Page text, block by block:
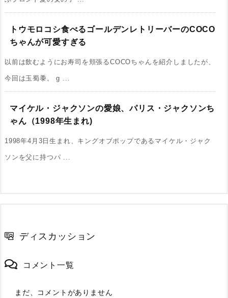
トウモロコシ食べるゴールデンレトリーバーのCOCO
ちゃんが可愛すぎる
以前は飲むようにお寿司を頬張るCOCOちゃんを紹介しましたが、
今回は玉蜀黍。 g ...
マイケル・ジャクソンの愛娘、パリス・ジャクソンち
ゃん（1998年生まれ)
1998年4月3日生まれ、キングオブポップであるマイケル・ジャク
ソンを父に持つパ ...
ディスカッション
コメント一覧
まだ、コメントがありません